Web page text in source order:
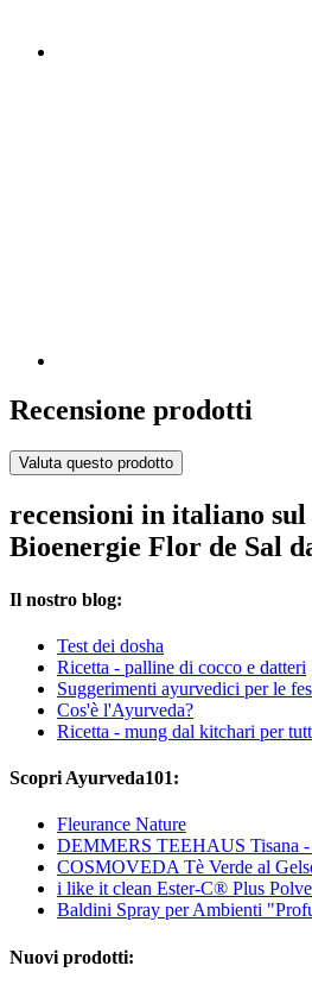
Recensione prodotti
Valuta questo prodotto
recensioni in italiano
Bioenergie Flor de Sal
Il nostro blog:
Test dei dosha
Ricetta - palline di cocco e datteri
Suggerimenti ayurvedici per le
Cos'è l'Ayurveda?
Ricetta - mung dal kitchari per
Scopri Ayurveda101:
Fleurance Nature
DEMMERS TEEHAUS Tisana -
COSMOVEDA Tè Verde al
i like it clean Ester-C® Plus
Baldini Spray per Ambienti
Nuovi prodotti: